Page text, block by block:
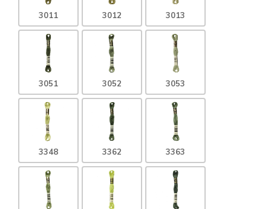
3011 3012 3013
3051 3052 3053
3348 3362 3363